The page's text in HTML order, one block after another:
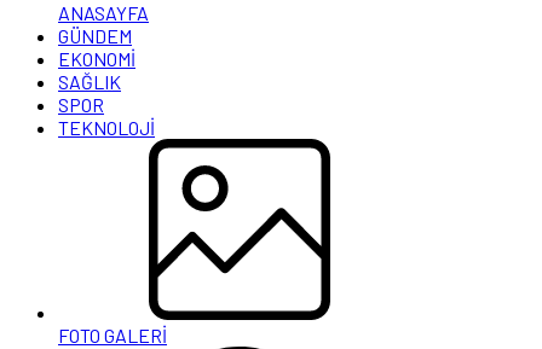
ANASAYFA
GÜNDEM
EKONOMİ
SAĞLIK
SPOR
TEKNOLOJİ
FOTO GALERİ